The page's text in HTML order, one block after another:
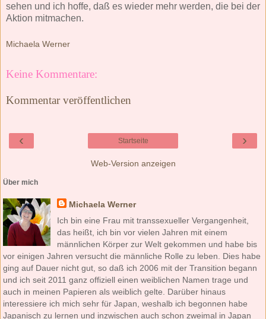
sehen und ich hoffe, daß es wieder mehr werden, die bei der
Aktion mitmachen.
Michaela Werner
Keine Kommentare:
Kommentar veröffentlichen
‹ ›
Startseite
Web-Version anzeigen
Über mich
Michaela Werner
Ich bin eine Frau mit transsexueller Vergangenheit,
das heißt, ich bin vor vielen Jahren mit einem
männlichen Körper zur Welt gekommen und habe bis
vor einigen Jahren versucht die männliche Rolle zu leben. Dies habe
ging auf Dauer nicht gut, so daß ich 2006 mit der Transition begann
und ich seit 2011 ganz offiziell einen weiblichen Namen trage und
auch in meinen Papieren als weiblich gelte. Darüber hinaus
interessiere ich mich sehr für Japan, weshalb ich begonnen habe
Japanisch zu lernen und inzwischen auch schon zweimal in Japan